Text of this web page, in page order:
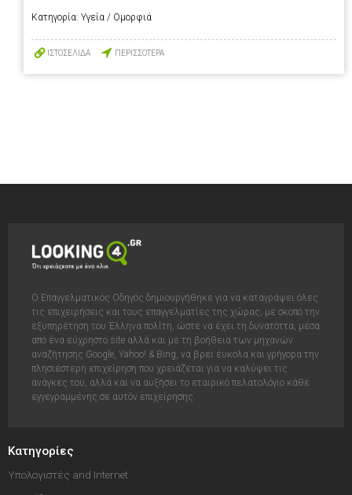
Κατηγορία: Υγεία / Ομορφιά
ΙΣΤΟΣΕΛΙΔΑ ΠΕΡΙΣΣΟΤΕΡΑ
Ο Επαγγελματικός Οδηγός δημιουργήθηκε για να καταγράψει όλες
τις επιχειρήσεις και τους επαγγελματίες της χώρας, με σκοπό την
εξυπηρέτηση του Έλληνα πολίτη, ώστε να έχει τη δυνατόττα, μέσα
από ένα εύχρηστο site αλλά και με τη βοήθεια των μηχανών
αναζήτησης Google, Yahoo! & Bing, να βρει έυκολα και γρήγορα την
πλησιέστερη επιχείρηση που χρειάζεται για να καλύψει τις
ανάγκες του, αλλά και να αυξήσει το εταιρικό πελατολόγιο κάθε
εγγεγραμμένης σε αυτόν επιχείρησης.
Κατηγορίες
Υπολογιστές and Internet